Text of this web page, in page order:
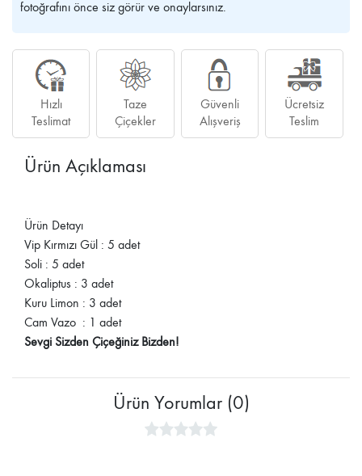
fotoğrafını önce siz görür ve onaylarsınız.
Hızlı
Teslimat
Taze
Çiçekler
Güvenli
Alışveriş
Ücretsiz
Teslim
Ürün Açıklaması
Ürün Detayı
Vip Kırmızı Gül : 5 adet
Soli : 5 adet
Okaliptus : 3 adet
Kuru Limon : 3 adet
Cam Vazo : 1 adet
Sevgi Sizden Çiçeğiniz Bizden!
Ürün Yorumlar (0)